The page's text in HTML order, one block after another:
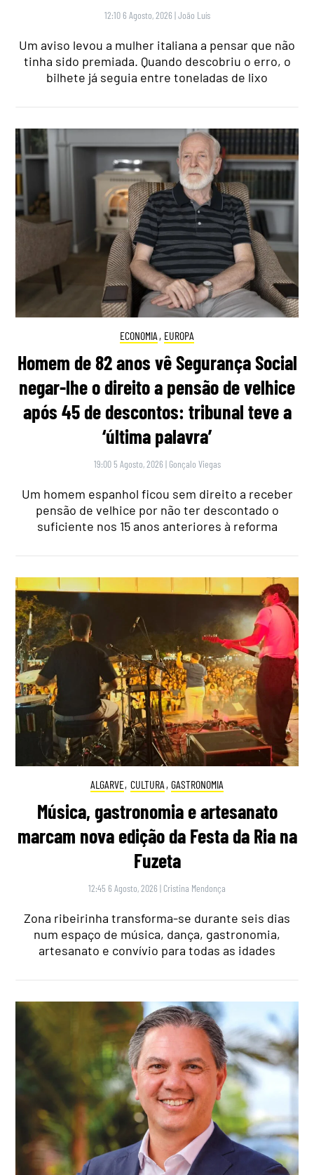
12:10 6 Agosto, 2026 |João Luís
Um aviso levou a mulher italiana a pensar que não
tinha sido premiada. Quando descobriu o erro, o
bilhete já seguia entre toneladas de lixo
ECONOMIA , EUROPA
Homem de 82 anos vê Segurança Social
negar-lhe o direito a pensão de velhice
após 45 de descontos: tribunal teve a
‘última palavra’
19:00 5 Agosto, 2026 | Gonçalo Viegas
Um homem espanhol ficou sem direito a receber
pensão de velhice por não ter descontado o
suficiente nos 15 anos anteriores à reforma
ALGARVE, CULTURA , GASTRONOMIA
Música, gastronomia e artesanato
marcam nova edição da Festa da Ria na
Fuzeta
12:45 6 Agosto, 2026 | Cristina Mendonça
Zona ribeirinha transforma-se durante seis dias
num espaço de música, dança, gastronomia,
artesanato e convívio para todas as idades